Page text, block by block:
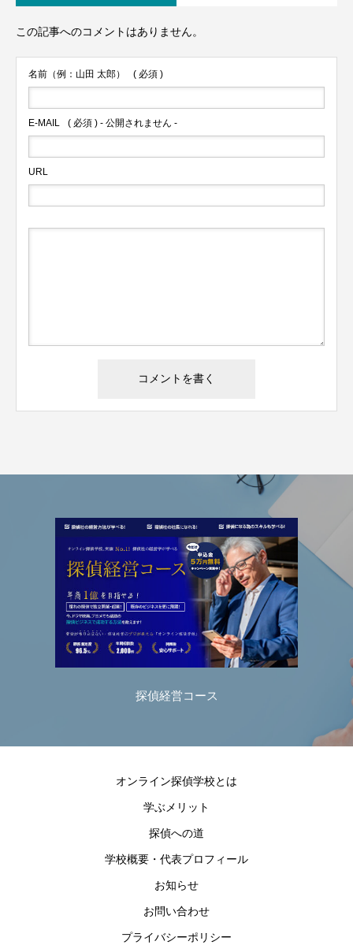
この記事へのコメントはありません。
名前（例：山田 太郎） ( 必須 )
E-MAIL ( 必須 ) - 公開されません -
URL
探偵育
オンライン探偵学校とは
学ぶメリット
探偵への道
学校概要・代表プロフィール
お知らせ
お問い合わせ
プライバシーポリシー